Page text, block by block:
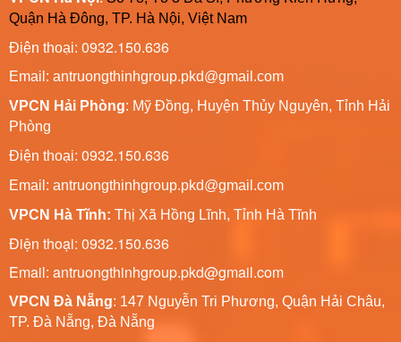
Quận Hà Đông, TP. Hà Nội, Việt Nam
Điện thoại: 0932.150.636
Email: antruongthinhgroup.pkd@gmail.com
VPCN Hải Phòng: Mỹ Đồng, Huyện Thủy Nguyên, Tỉnh Hải
Phòng
Điện thoại: 0932.150.636
Email: antruongthinhgroup.pkd@gmail.com
VPCN Hà Tĩnh: Thị Xã Hồng Lĩnh, Tỉnh Hà Tĩnh
Điện thoại: 0932.150.636
Email: antruongthinhgroup.pkd@gmail.com
VPCN Đà Nẵng: 147 Nguyễn Tri Phương, Quận Hải Châu,
TP. Đà Nẵng, Đà Nẵng